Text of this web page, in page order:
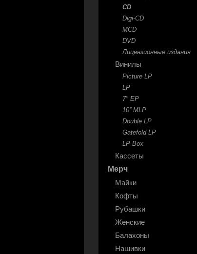
CD
Digi-CD
MCD
DVD
Лицензионные издания
Винилы
Picture LP
LP
7" EP
10'' MLP
Double LP
Gatefold LP
LP Box
Кассеты
Мерч
Майки
Кофты
Рубашки
Женские
Балахоны
Нашивки